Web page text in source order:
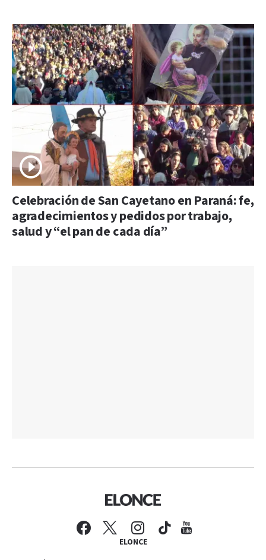
Celebración de San Cayetano en Paraná: fe,
agradecimientos y pedidos por trabajo,
salud y “el pan de cada día”
ELONCE